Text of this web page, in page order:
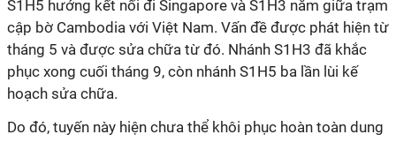
S1H5 hướng kết nối đi Singapore và S1H3 nằm giữa trạm
cập bờ Cambodia với Việt Nam. Vấn đề được phát hiện từ
tháng 5 và được sửa chữa từ đó. Nhánh S1H3 đã khắc
phục xong cuối tháng 9, còn nhánh S1H5 ba lần lùi kế
hoạch sửa chữa.
Do đó, tuyến này hiện chưa thể khôi phục hoàn toàn dung